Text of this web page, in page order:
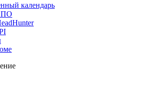
календарь
ПО